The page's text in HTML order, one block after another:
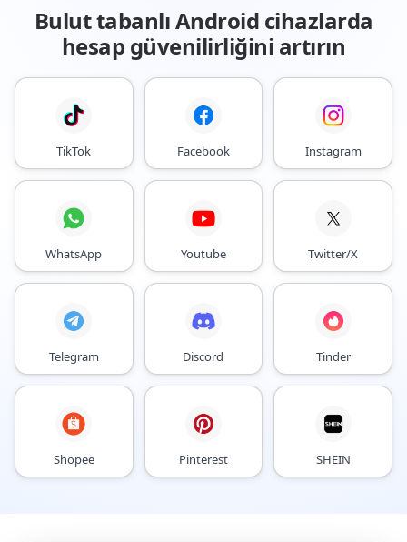
Bulut tabanlı Android cihazlarda
hesap güvenilirliğini artırın
TikTok Facebook Instagram
WhatsApp Youtube Twitter/X
Telegram Discord Tinder
Shopee Pinterest SHEIN